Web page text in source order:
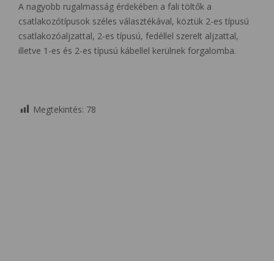
A nagyobb rugalmasság érdekében a fali töltők a
csatlakozótípusok széles választékával, köztük 2-es típusú
csatlakozóaljzattal, 2-es típusú, fedéllel szerelt aljzattal,
illetve 1-es és 2-es típusú kábellel kerülnek forgalomba.
Megtekintés: 78